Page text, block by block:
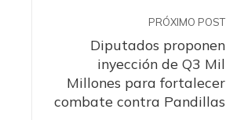
PRÓXIMO POST
Diputados proponen
inyección de Q3 Mil
Millones para fortalecer
combate contra Pandillas